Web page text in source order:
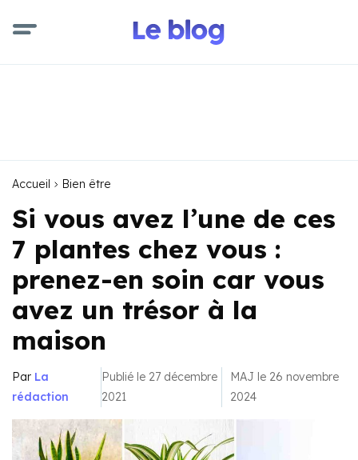
Accueil Bien être
Si vous avez l’une de ces
7 plantes chez vous :
prenez-en soin car vous
avez un trésor à la
maison
Par La
rédaction
Publié le 27 décembre
2021
MAJ le 26 novembre
2024